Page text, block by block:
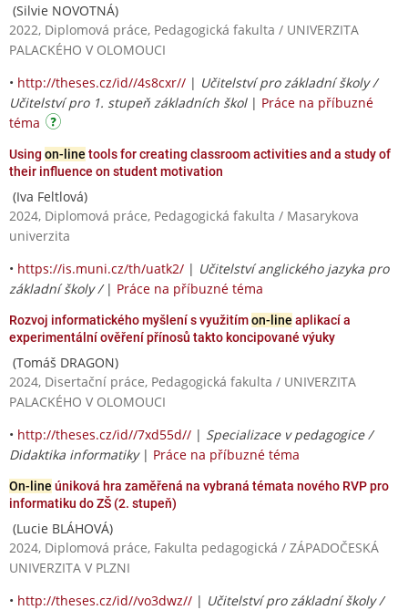
(Silvie NOVOTNÁ)
2022, Diplomová práce, Pedagogická fakulta / UNIVERZITA
PALACKÉHO V OLOMOUCI
• http://theses.cz/id//4s8cxr// | Učitelství pro základní školy /
Učitelství pro 1. stupeň základních škol| Práce na příbuzné
téma
Using on-line tools for creating classroom activities and a study of
their influence on student motivation
(Iva Feltlová)
2024, Diplomová práce, Pedagogická fakulta / Masarykova
univerzita
• https://is.muni.cz/th/uatk2/ | Učitelství anglického jazyka pro
základní školy / | Práce na příbuzné téma
Rozvoj informatického myšlení s využitímon-line aplikací a
experimentální ověření přínosů takto koncipované výuky
(Tomáš DRAGON)
2024, Disertační práce, Pedagogická fakulta / UNIVERZITA
PALACKÉHO V OLOMOUCI
• http://theses.cz/id//7xd55d// | Specializace v pedagogice /
Didaktika informatiky| Práce na příbuzné téma
On-line úniková hra zaměřená na vybraná témata nového RVP pro
informatiku do ZŠ (2. stupeň)
(Lucie BLÁHOVÁ)
2024, Diplomová práce, Fakulta pedagogická / ZÁPADOČESKÁ
UNIVERZITA V PLZNI
• http://theses.cz/id//vo3dwz// | Učitelství pro základní školy /